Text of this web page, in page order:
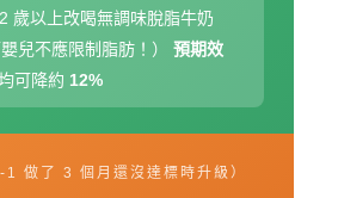
2 歲以上改喝無調味脫脂牛奶
兒不應限制脂肪！）
預期效
可降約 12%
做了 3 個月還沒達標時升級）